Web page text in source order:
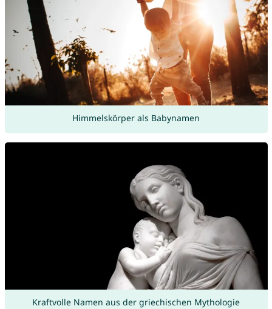
Himmelskörper als Babynamen
Kraftvolle Namen aus der griechischen Mythologie